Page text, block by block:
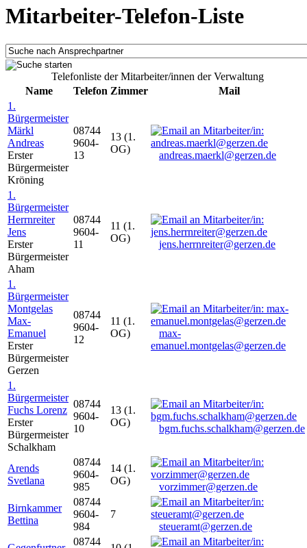
Mitarbeiter-Telefon-Liste
Telefonliste der Mitarbeiter/innen der Verwaltung
Name
Telefon Zimmer
Mail
1.
Bürgermeister
Märkl
Andreas
Erster
Bürgermeister
Kröning
08744
9604-
13
13 (1.
OG)
andreas.maerkl@gerzen.de
1.
Bürgermeister
Herrnreiter
Jens
Erster
Bürgermeister
Aham
08744
9604-
11
11 (1.
OG)
jens.herrnreiter@gerzen.de
1.
Bürgermeister
Montgelas
Max-
Emanuel
Erster
Bürgermeister
Gerzen
08744
9604-
12
11 (1.
OG)
max-
emanuel.montgelas@gerzen.de
1.
Bürgermeister
Fuchs Lorenz
Erster
Bürgermeister
Schalkham
08744
9604-
10
13 (1.
OG)
bgm.fuchs.schalkham@gerzen.de
Arends
Svetlana
08744
9604-
985
14 (1.
OG)
vorzimmer@gerzen.de
Birnkammer
Bettina
08744
9604-
984
7
steueramt@gerzen.de
08744